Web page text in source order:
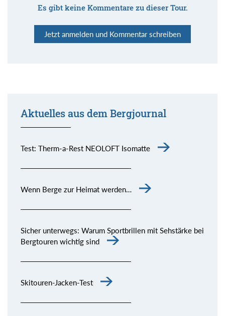
Es gibt keine Kommentare zu dieser Tour.
Jetzt anmelden und Kommentar schreiben
Aktuelles aus dem Bergjournal
Test: Therm-a-Rest NEOLOFT Isomatte
Wenn Berge zur Heimat werden…
Sicher unterwegs: Warum Sportbrillen mit Sehstärke bei
Bergtouren wichtig sind
Skitouren-Jacken-Test